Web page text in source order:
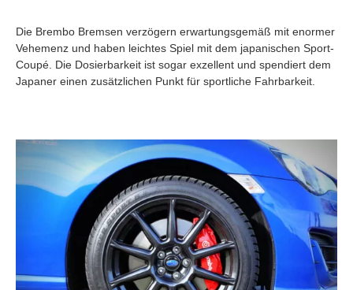
Die Brembo Bremsen verzögern erwartungsgemäß mit enormer
Vehemenz und haben leichtes Spiel mit dem japanischen Sport-
Coupé. Die Dosierbarkeit ist sogar exzellent und spendiert dem
Japaner einen zusätzlichen Punkt für sportliche Fahrbarkeit.